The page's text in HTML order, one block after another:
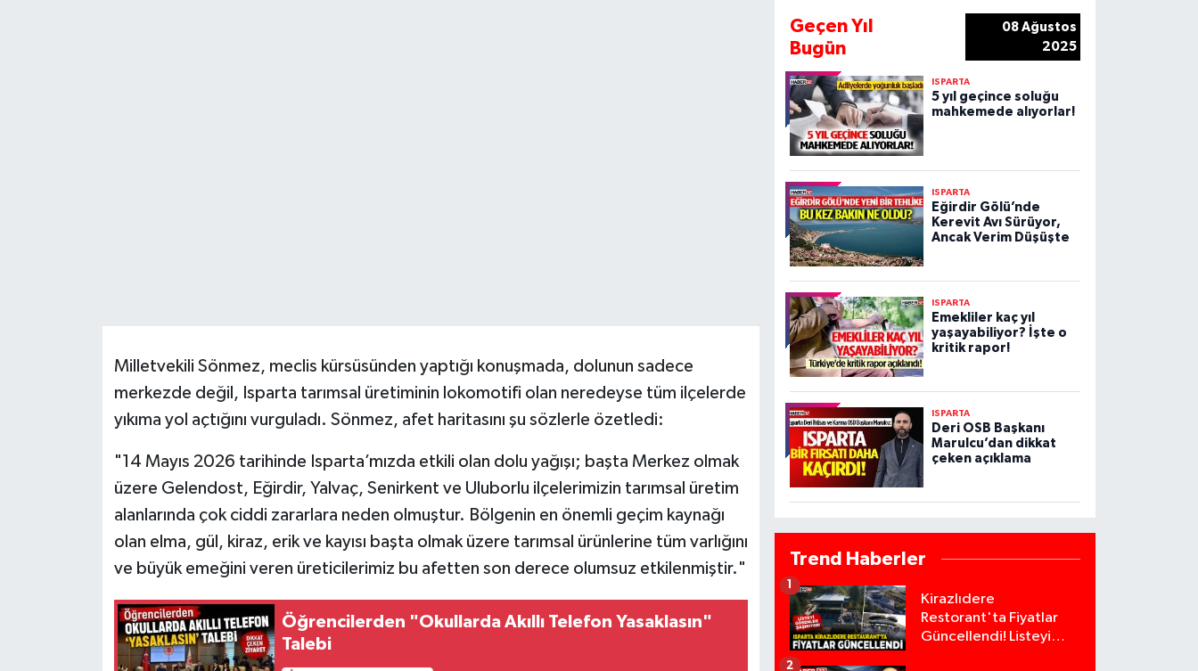
Milletvekili Sönmez, meclis kürsüsünden yaptığı konuşmada, dolunun sadece
merkezde değil, Isparta tarımsal üretiminin lokomotifi olan neredeyse tüm ilçelerde
yıkıma yol açtığını vurguladı. Sönmez, afet haritasını şu sözlerle özetledi:
"14 Mayıs 2026 tarihinde Isparta’mızda etkili olan dolu yağışı; başta Merkez olmak
üzere Gelendost, Eğirdir, Yalvaç, Senirkent ve Uluborlu ilçelerimizin tarımsal üretim
alanlarında çok ciddi zararlara neden olmuştur. Bölgenin en önemli geçim kaynağı
olan elma, gül, kiraz, erik ve kayısı başta olmak üzere tarımsal ürünlerine tüm varlığını
ve büyük emeğini veren üreticilerimiz bu afetten son derece olumsuz etkilenmiştir."
Öğrencilerden "Okullarda Akıllı Telefon Yasaklasın"
Talebi
Geçen Yıl
Bugün
08 Ağustos
2025
ISPARTA
5 yıl geçince soluğu
mahkemede alıyorlar!
ISPARTA
Eğirdir Gölü’nde
Kerevit Avı Sürüyor,
Ancak Verim Düşüşte
ISPARTA
Emekliler kaç yıl
yaşayabiliyor? İşte o
kritik rapor!
ISPARTA
Deri OSB Başkanı
Marulcu’dan dikkat
çeken açıklama
Trend Haberler
Kirazlıdere
Restorant'ta Fiyatlar
Güncellendi! Listeyi
1
2
Teknoloji